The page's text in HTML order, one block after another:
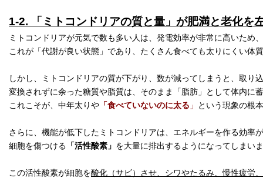
1-2. 「ミトコンドリアの質と量」が肥満と老化を
ミトコンドリアが元気で数も多い人は、発電効率が非常に高いた
これが「代謝が良い状態」であり、たくさん食べても太りにくい体
しかし、ミトコンドリアの質が下がり、数が減ってしまうと、取り
変換されずに余った糖質や脂質は、そのまま「脂肪」として体内に
これこそが、中年太りや 「食べていないのに太る 」 という現象の根
さらに、機能が低下したミトコンドリアは、エネルギーを作る効率
細胞を傷つける 「活性酸素」 を大量に排出するようになってしまい
この活性酸素が細胞を酸化（サビ）させ、シワやたるみ、慢性疲労